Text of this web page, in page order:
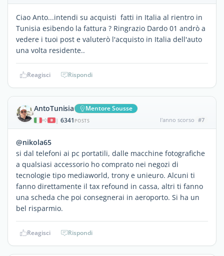
Ciao Anto...intendi su acquisti fatti in Italia al rientro in
Tunisia esibendo la fattura ? Ringrazio Dardo 01 andrò a
vedere i tuoi post e valuterò l'acquisto in Italia dell'auto
una volta residente..
Reagisci Rispondi
AntoTunisia Mentore Sousse
| 6341 POSTS l'anno scorso #7
@nikola65
si dal telefoni ai pc portatili, dalle macchine fotografiche
a qualsiasi accessorio ho comprato nei negozi di
tecnologie tipo mediaworld, trony e unieuro. Alcuni ti
fanno direttamente il tax refound in cassa, altri ti fanno
una scheda che poi consegnerai in aeroporto. Si ha un
bel risparmio.
Reagisci Rispondi